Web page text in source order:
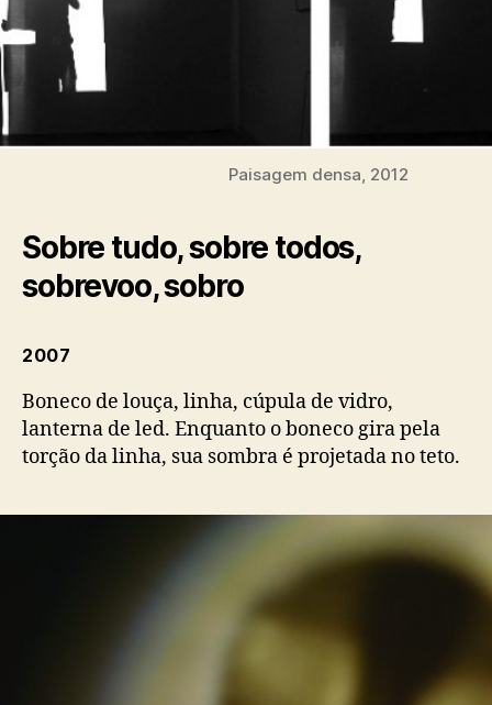
Paisagem densa, 2012
Sobre tudo, sobre todos,
sobrevoo, sobro
2007
Boneco de louça, linha, cúpula de vidro,
lanterna de led. Enquanto o boneco gira pela
torção da linha, sua sombra é projetada no teto.